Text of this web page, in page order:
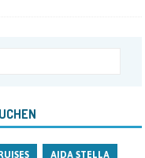
AIDA STELLA